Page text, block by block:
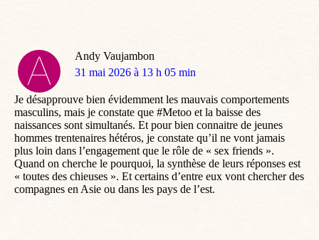
Andy Vaujambon
dit
31 mai 2026 à 13 h 05 min
Je désapprouve bien évidemment les mauvais comportements
masculins, mais je constate que #Metoo et la baisse des
naissances sont simultanés. Et pour bien connaitre de jeunes
hommes trentenaires hétéros, je constate qu’il ne vont jamais
plus loin dans l’engagement que le rôle de « sex friends ».
Quand on cherche le pourquoi, la synthèse de leurs réponses est
« toutes des chieuses ». Et certains d’entre eux vont chercher des
compagnes en Asie ou dans les pays de l’est.